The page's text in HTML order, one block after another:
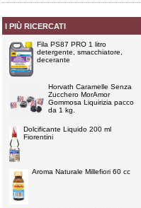
I PIÙ RICERCATI
Fila PS87 PRO 1 litro
detergente, smacchiatore,
decerante
Horvath Caramelle Senza
Zucchero MorAmor
Gommosa Liquirizia pacco
da 1 kg.
Dolcificante Liquido 200 ml
Fiorentini
Aroma Naturale Millefiori 60 cc